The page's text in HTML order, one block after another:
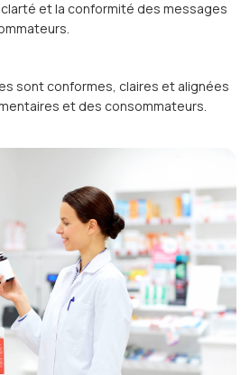
et la conformité des messages
sont conformes, claires et alignées
et des consommateurs.